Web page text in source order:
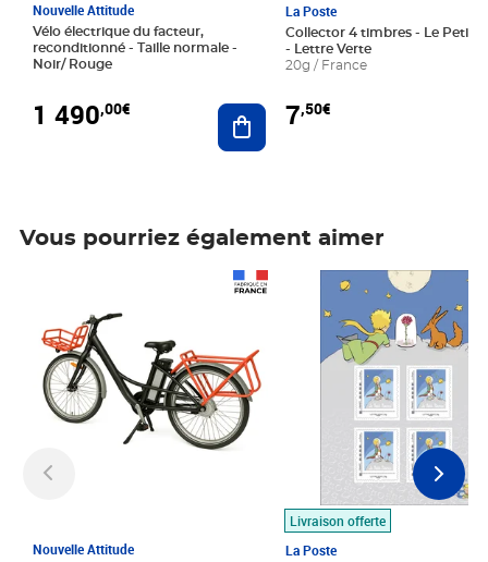
Nouvelle Attitude
Vélo électrique du facteur,
reconditionné - Taille normale -
Noir/ Rouge
1 490,00€ Ajouter au panier
La Poste
Collector 4 timbres - Le Petit
- Lettre Verte
20g / France
7,50€
Vous pourriez également aimer
Nouvelle Attitude
Livraison offerte
La Poste
Prix 7,50€